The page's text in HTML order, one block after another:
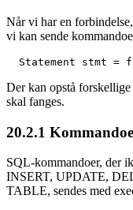
Når vi har en
vi kan sende
Statement stmt =
Der kan opstå
skal fanges.
20.2.1
SQL-kommandoer, der
INSERT, UPDATE,
TABLE, sendes med